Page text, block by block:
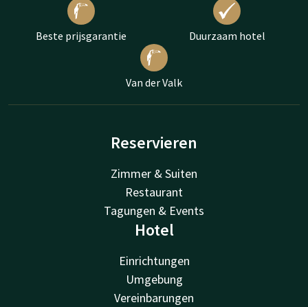
Beste prijsgarantie Duurzaam hotel
Van der Valk
Reservieren
Zimmer & Suiten
Restaurant
Tagungen & Events
Hotel
Einrichtungen
Umgebung
Vereinbarungen